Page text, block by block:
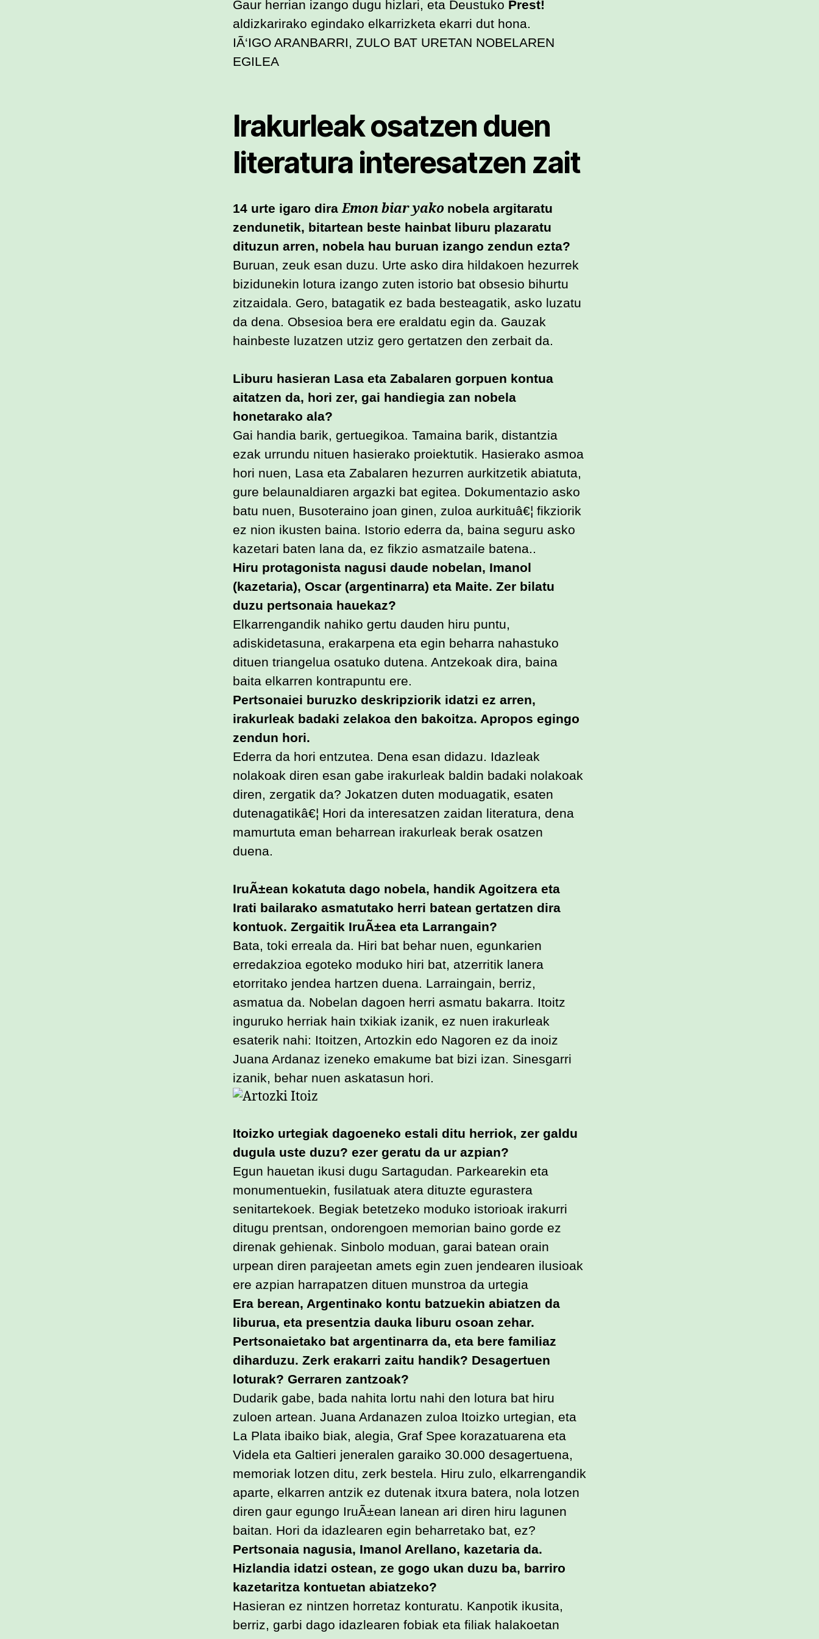
Gaur herrian izango dugu hizlari, eta Deustuko Prest!
aldizkarirako egindako elkarrizketa ekarri dut hona.
IÃ‘IGO ARANBARRI, ZULO BAT URETAN NOBELAREN
EGILEA
Irakurleak osatzen duen
literatura interesatzen zait
14 urte igaro dira Emon biar yako nobela argitaratu
zendunetik, bitartean beste hainbat liburu plazaratu
dituzun arren, nobela hau buruan izango zendun ezta?
Buruan, zeuk esan duzu. Urte asko dira hildakoen hezurrek
bizidunekin lotura izango zuten istorio bat obsesio bihurtu
zitzaidala. Gero, batagatik ez bada besteagatik, asko luzatu
da dena. Obsesioa bera ere eraldatu egin da. Gauzak
hainbeste luzatzen utziz gero gertatzen den zerbait da.
Liburu hasieran Lasa eta Zabalaren gorpuen kontua
aitatzen da, hori zer, gai handiegia zan nobela
honetarako ala?
Gai handia barik, gertuegikoa. Tamaina barik, distantzia
ezak urrundu nituen hasierako proiektutik. Hasierako asmoa
hori nuen, Lasa eta Zabalaren hezurren aurkitzetik abiatuta,
gure belaunaldiaren argazki bat egitea. Dokumentazio asko
batu nuen, Busoteraino joan ginen, zuloa aurkituâ€¦ fikziorik
ez nion ikusten baina. Istorio ederra da, baina seguru asko
kazetari baten lana da, ez fikzio asmatzaile batena..
Hiru protagonista nagusi daude nobelan, Imanol
(kazetaria), Oscar (argentinarra) eta Maite. Zer bilatu
duzu pertsonaia hauekaz?
Elkarrengandik nahiko gertu dauden hiru puntu,
adiskidetasuna, erakarpena eta egin beharra nahastuko
dituen triangelua osatuko dutena. Antzekoak dira, baina
baita elkarren kontrapuntu ere.
Pertsonaiei buruzko deskripziorik idatzi ez arren,
irakurleak badaki zelakoa den bakoitza. Apropos egingo
zendun hori.
Ederra da hori entzutea. Dena esan didazu. Idazleak
nolakoak diren esan gabe irakurleak baldin badaki nolakoak
diren, zergatik da? Jokatzen duten moduagatik, esaten
dutenagatikâ€¦ Hori da interesatzen zaidan literatura, dena
mamurtuta eman beharrean irakurleak berak osatzen
duena.
IruÃ±ean kokatuta dago nobela, handik Agoitzera eta
Irati bailarako asmatutako herri batean gertatzen dira
kontuok. Zergaitik IruÃ±ea eta Larrangain?
Bata, toki erreala da. Hiri bat behar nuen, egunkarien
erredakzioa egoteko moduko hiri bat, atzerritik lanera
etorritako jendea hartzen duena. Larraingain, berriz,
asmatua da. Nobelan dagoen herri asmatu bakarra. Itoitz
inguruko herriak hain txikiak izanik, ez nuen irakurleak
esaterik nahi: Itoitzen, Artozkin edo Nagoren ez da inoiz
Juana Ardanaz izeneko emakume bat bizi izan. Sinesgarri
izanik, behar nuen askatasun hori.
Itoizko urtegiak dagoeneko estali ditu herriok, zer galdu
dugula uste duzu? ezer geratu da ur azpian?
Egun hauetan ikusi dugu Sartagudan. Parkearekin eta
monumentuekin, fusilatuak atera dituzte egurastera
senitartekoek. Begiak betetzeko moduko istorioak irakurri
ditugu prentsan, ondorengoen memorian baino gorde ez
direnak gehienak. Sinbolo moduan, garai batean orain
urpean diren parajeetan amets egin zuen jendearen ilusioak
ere azpian harrapatzen dituen munstroa da urtegia
Era berean, Argentinako kontu batzuekin abiatzen da
liburua, eta presentzia dauka liburu osoan zehar.
Pertsonaietako bat argentinarra da, eta bere familiaz
diharduzu. Zerk erakarri zaitu handik? Desagertuen
loturak? Gerraren zantzoak?
Dudarik gabe, bada nahita lortu nahi den lotura bat hiru
zuloen artean. Juana Ardanazen zuloa Itoizko urtegian, eta
La Plata ibaiko biak, alegia, Graf Spee korazatuarena eta
Videla eta Galtieri jeneralen garaiko 30.000 desagertuena,
memoriak lotzen ditu, zerk bestela. Hiru zulo, elkarrengandik
aparte, elkarren antzik ez dutenak itxura batera, nola lotzen
diren gaur egungo IruÃ±ean lanean ari diren hiru lagunen
baitan. Hori da idazlearen egin beharretako bat, ez?
Pertsonaia nagusia, Imanol Arellano, kazetaria da.
Hizlandia idatzi ostean, ze gogo ukan duzu ba, barriro
kazetaritza kontuetan abiatzeko?
Hasieran ez nintzen horretaz konturatu. Kanpotik ikusita,
berriz, garbi dago idazlearen fobiak eta filiak halakoetan